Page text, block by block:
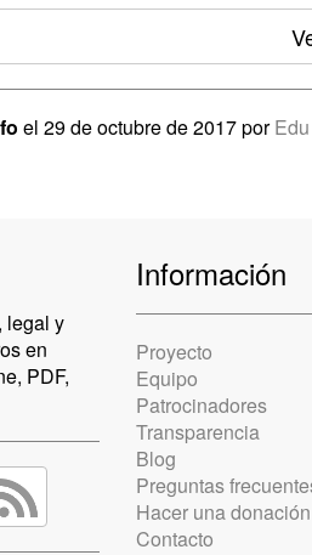
el 29 de octubre de 2017 por
legal y
en
PDF,
Información
Proyecto
Equipo
Patrocinadores
Transparencia
Blog
Preguntas
Hacer una donación
Contacto